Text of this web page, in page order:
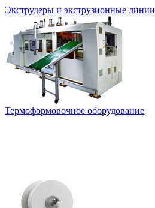
Экструдеры и экструзионные линии
Термоформовочное оборудование